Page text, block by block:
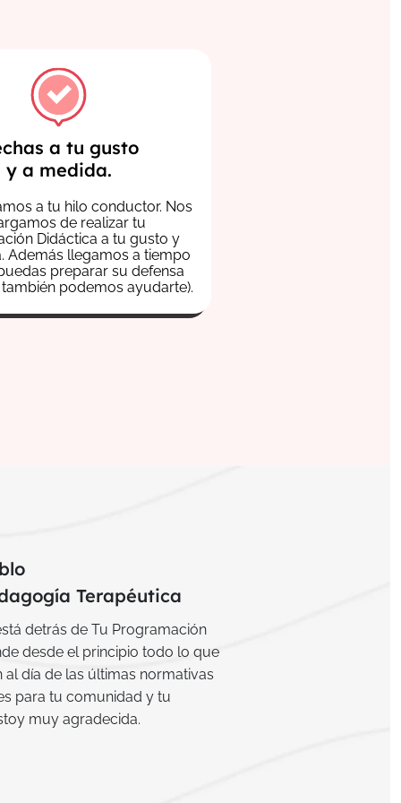
a tu gusto
y a medida.
a tu hilo conductor. Nos
de realizar tu
Didáctica a tu gusto y
Además llegamos a tiempo
preparar su defensa
podemos ayudarte).
Terapéutica
detrás de Tu Programación
desde el principio todo lo que
al día de las últimas normativas
para tu comunidad y tu
muy agradecida.